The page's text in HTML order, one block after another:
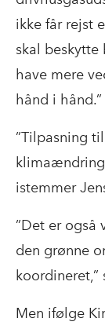
ikke får rejst
skal beskytte
have mere
hånd i hånd.”
”Tilpasning
istemmer
”Det er også
den grønne
koordineret,”
Men ifølge